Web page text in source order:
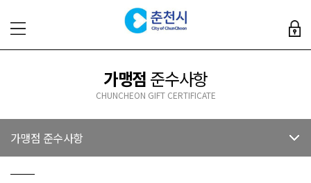
가맹점 준수사항
CHUNCHEON GIFT CERTIFICATE
가맹점 준수사항